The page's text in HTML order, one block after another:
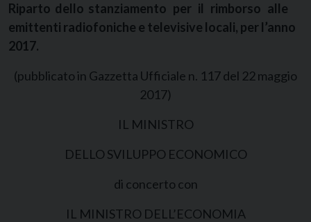
Riparto dello stanziamento per il rimborso alle
emittenti radiofoniche e televisive locali, per l’anno
2017.
(pubblicato in Gazzetta Ufficiale n. 117 del 22 maggio
2017)
IL MINISTRO
DELLO SVILUPPO ECONOMICO
di concerto con
IL MINISTRO DELL’ECONOMIA